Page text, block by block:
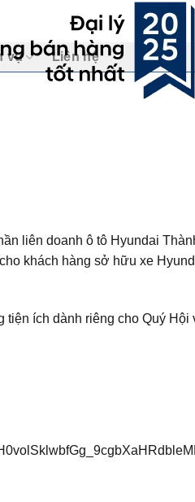
vụ Liên hệ
liên doanh ô tô Hyundai
khách hàng sở hữu xe
ích dành riêng cho Quý Hội